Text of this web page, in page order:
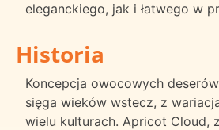
eleganckiego, jak i łatwego w
Historia
Koncepcja owocowych
sięga wieków wstecz, z
wielu kulturach. Apricot Cloud,